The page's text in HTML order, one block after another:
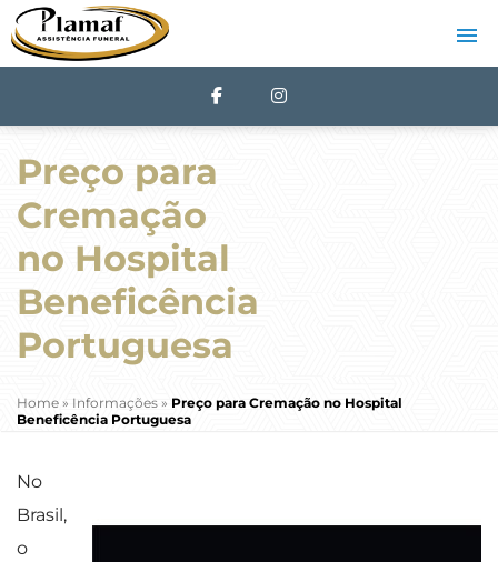
Preço para
Cremação
no Hospital
Beneficência
Portuguesa
Home » Informações » Preço para Cremação no Hospital
Beneficência Portuguesa
No
Brasil,
o